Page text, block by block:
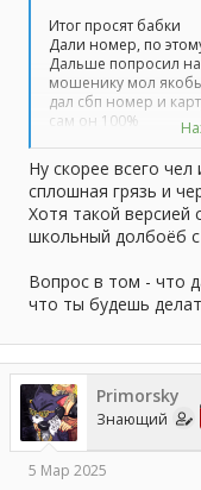
Итог просят бабки
Дали номер, по
Дальше попросил
мошенику мол
дал сбп номер и
сам он 100%
Мошенник говорит
---------Двойное
Это в крации говорю
Ну скорее всего
сплошная грязь и
Хотя такой версией
школьный долбоёб
Вопрос в том - что
что ты будешь
Primorsky
Знающий
5 Мар 2025